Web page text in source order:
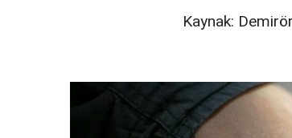
Kaynak: